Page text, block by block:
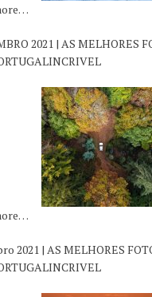
2021 | AS MELHORES
2021 | AS MELHORES